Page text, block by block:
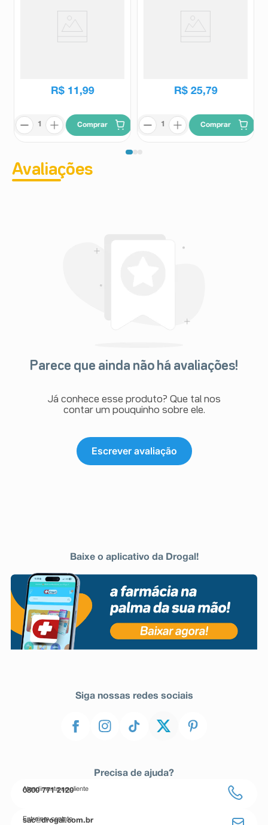
R$ 11 ,99
Comprar
R$ 25,79
Comprar
Avaliações
Parece que ainda não há avaliações!
Já conhece esse produto? Que tal nos
contar um pouquinho sobre ele.
Escrever avaliação
Baixe o aplicativo da Drogal!
Siga nossas redes sociais
Precisa de ajuda?
Atendimento ao cliente
0800 771 2120
Entre em contato
sac@drogal.com.br